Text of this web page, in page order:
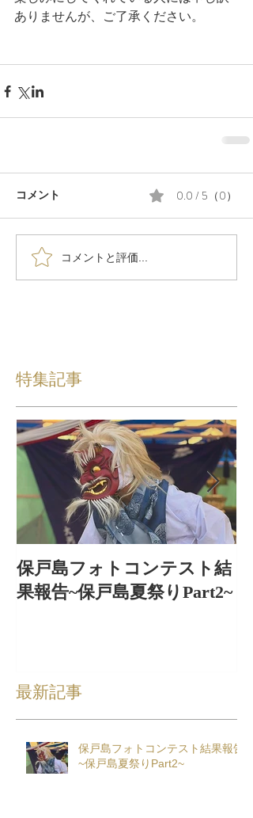
ありませんが、ご了承ください。
コメント 0.0 / 5（0）
コメントと評価...
特集記事
保戸島フォトコンテスト結
果報告~保戸島夏祭りPart2~
最新記事
保戸島フォトコンテスト結果報告
~保戸島夏祭りPart2~